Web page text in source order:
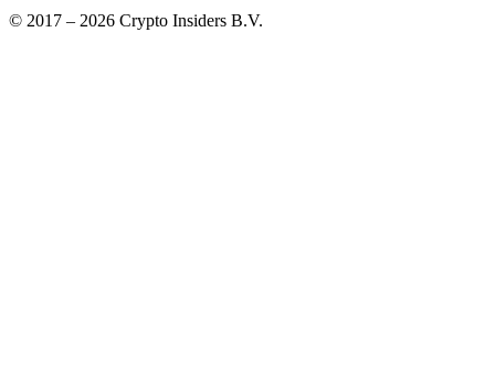
© 2017 – 2026 Crypto Insiders B.V.